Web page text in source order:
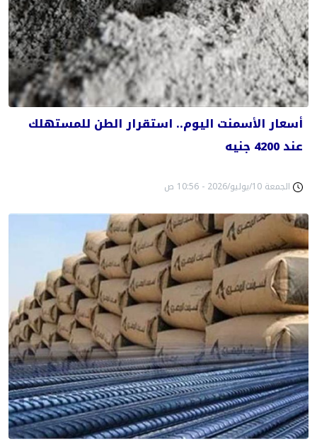
أسعار الأسمنت اليوم.. استقرار الطن للمستهلك
عند 4200 جنيه
الجمعة 10/يوليو/2026 - 10:56 ص